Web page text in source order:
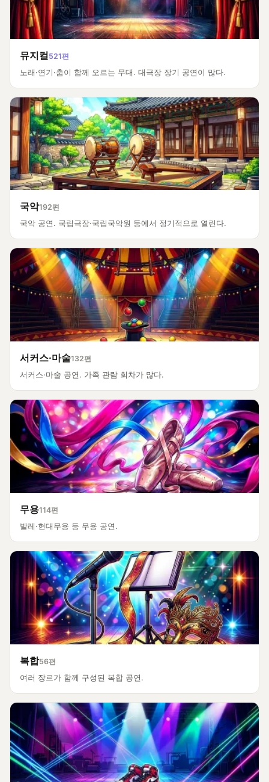
뮤지컬521편
노래·연기·춤이 함께 오르는 무대. 대극장 장기 공연이 많다.
국악192편
국악 공연. 국립극장·국립국악원 등에서 정기적으로 열린다.
서커스·마술132편
서커스·마술 공연. 가족 관람 회차가 많다.
무용114편
발레·현대무용 등 무용 공연.
복합56편
여러 장르가 함께 구성된 복합 공연.